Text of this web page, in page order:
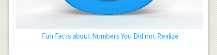
Fun Facts about Numbers You Did not Realize